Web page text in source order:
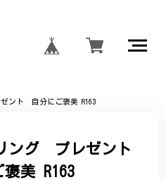
ント 自分にご褒美 R163
ング プレゼント
褒美 R163